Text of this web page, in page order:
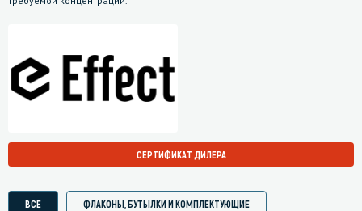
СЕРТИФИКАТ ДИЛЕРА
ВСЕ ФЛАКОНЫ, БУТЫЛКИ И КОМПЛЕКТУЮЩИЕ